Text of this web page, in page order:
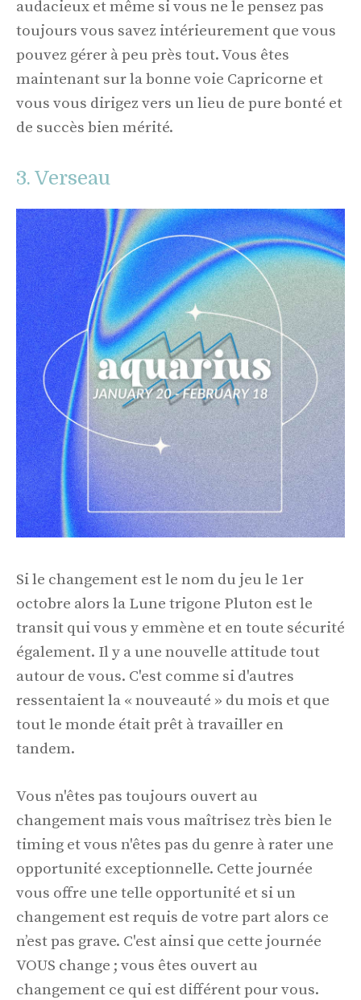
audacieux et même si vous ne le pensez pas
toujours vous savez intérieurement que vous
pouvez gérer à peu près tout. Vous êtes
maintenant sur la bonne voie Capricorne et
vous vous dirigez vers un lieu de pure bonté et
de succès bien mérité.
3. Verseau
Si le changement est le nom du jeu le 1er
octobre alors la Lune trigone Pluton est le
transit qui vous y emmène et en toute sécurité
également. Il y a une nouvelle attitude tout
autour de vous. C'est comme si d'autres
ressentaient la « nouveauté » du mois et que
tout le monde était prêt à travailler en
tandem.
Vous n'êtes pas toujours ouvert au
changement mais vous maîtrisez très bien le
timing et vous n'êtes pas du genre à rater une
opportunité exceptionnelle. Cette journée
vous offre une telle opportunité et si un
changement est requis de votre part alors ce
n’est pas grave. C'est ainsi que cette journée
VOUS change ; vous êtes ouvert au
changement ce qui est différent pour vous.